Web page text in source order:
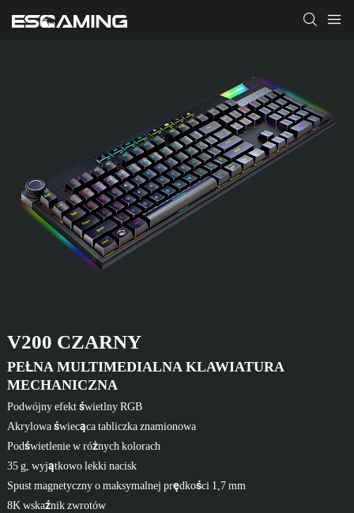
V200 CZARNY
PEŁNA MULTIMEDIALNA KLAWIATURA
MECHANICZNA
Podwójny efekt świetlny RGB
Akrylowa świecąca tabliczka znamionowa
Podświetlenie w różnych kolorach
35 g, wyjątkowo lekki nacisk
Spust magnetyczny o maksymalnej prędkości 1,7 mm
8K wskaźnik zwrotów